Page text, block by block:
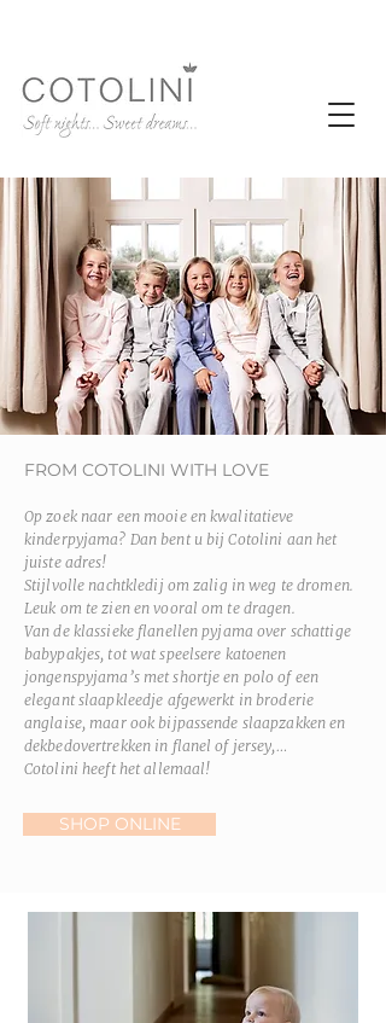
FROM COTOLINI WITH LOVE
Op zoek naar een mooie en kwalitatieve
kinderpyjama? Dan bent u bij Cotolini aan het
juiste adres!
Stijlvolle nachtkledij om zalig in weg te dromen.
Leuk om te zien en vooral om te dragen.
Van de klassieke flanellen pyjama over schattige
babypakjes, tot wat speelsere katoenen
jongenspyjama’s met shortje en polo of een
elegant slaapkleedje afgewerkt in broderie
anglaise, maar ook bijpassende slaapzakken en
dekbedovertrekken in flanel of jersey,…
Cotolini heeft het allemaal!
SHOP ONLINE